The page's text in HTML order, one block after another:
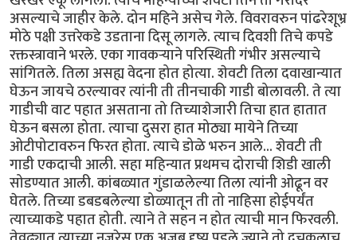
असल्याचे जाहीर केले. दोन महिने असेच गेले. विवरावरुन पांढरेशूभ्र
मोठे पक्षी उत्तरेकडे उडताना दिसू लागले. त्याच दिवशी तिचे कपडे
रक्तस्त्रावाने भरले. एका गावकर्‍याने परिस्थिती गंभीर असल्याचे
सांगितले. तिला असह्य वेदना होत होत्या. शेवटी तिला दवाखान्यात
घेऊन जायचे ठरल्यावर त्यांनी ती तीनचाकी गाडी बोलावली. ते त्या
गाडीची वाट पहात असताना तो तिच्याशेजारी तिचा हात हातात
घेऊन बसला होता. त्याचा दुसरा हात मोठ्या मायेने तिच्या
ओटीपोटावरुन फिरत होता. त्याचे डोळे भरुन आले... शेवटी ती
गाडी एकदाची आली. सहा महिन्यात प्रथमच दोराची शिडी खाली
सोडण्यात आली. कांबळ्यात गुंडाळलेल्या तिला त्यांनी ओढून वर
घेतले. तिच्या डबडबलेल्या डोळ्यातून ती तो नाहिसा होईपर्यंत
त्याच्याकडे पहात होती. त्याने ते सहन न होत त्याची मान फिरवली.